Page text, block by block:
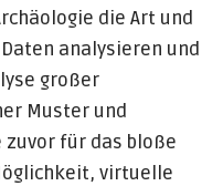
die Art und
analysieren und
großer
Muster und
für das bloße
virtuelle